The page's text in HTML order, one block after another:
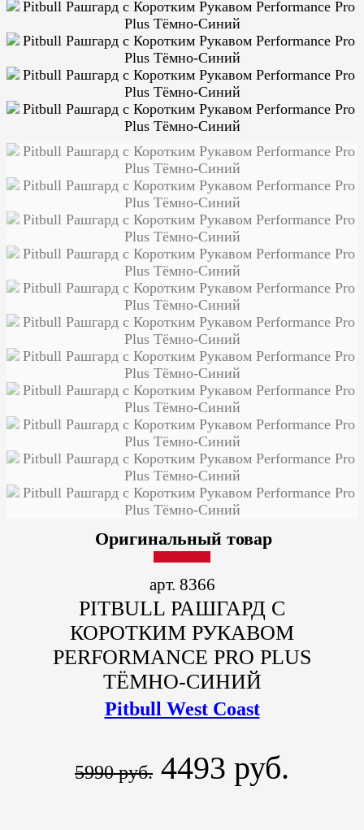
арт. 8366
PITBULL РАШГАРД С
КОРОТКИМ РУКАВОМ
PERFORMANCE PRO PLUS
ТЁМНО-СИНИЙ
Pitbull West Coast
Оригинальный товар
5990 руб. 4493 руб.